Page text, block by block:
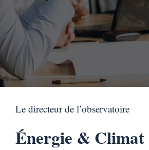
Le directeur de l’observatoire
Énergie & Climat